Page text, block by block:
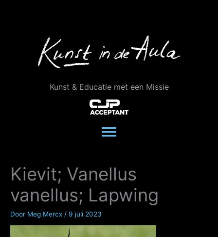
Kunst & Educatie met een Missie
Kievit; Vanellus
vanellus; Lapwing
Door Meg Mercx / 9 juli 2023